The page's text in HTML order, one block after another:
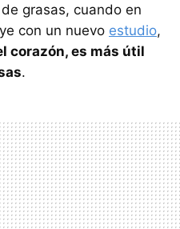
grasas, cuando en
con un nuevo estudio,
corazón, es más útil
.